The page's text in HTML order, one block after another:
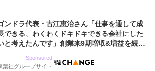
ンドラ代表・古江恵治さん「仕事を通して成
できる、わくわくドキドキできる会社にした
と考えたんです」創業来9期増収&増益を続け
Sponsored
葉社グループサイト